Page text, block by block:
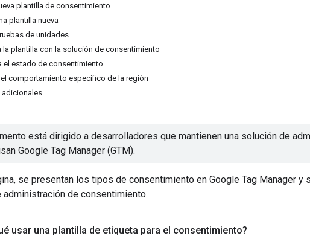
plantilla de consentimiento
plantilla nueva
de unidades
la plantilla con la solución de consentimiento
el estado de consentimiento
comportamiento específico de la región
adicionales
está dirigido a desarrolladores que mantienen una solución de
Google Tag Manager (GTM).
se presentan los tipos de consentimiento en Google Tag Manager
administración de consentimiento.
usar una plantilla de etiqueta para el consentimiento?